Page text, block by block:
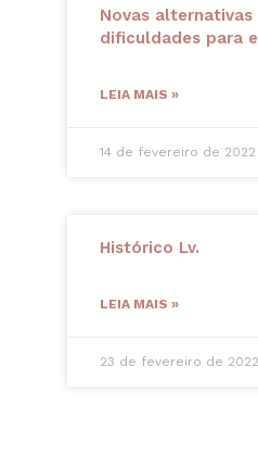
Novas
dificuldades para
LEIA MAIS »
14 de fevereiro de 2022
Histórico Lv.
LEIA MAIS »
23 de fevereiro de 2022